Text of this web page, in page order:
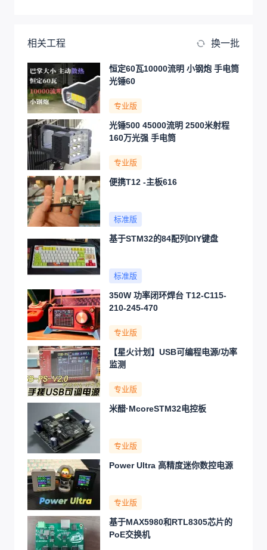
相关工程 换一批
恒定60瓦10000流明 小钢炮 手电筒
光锤60
专业版
光锤500 45000流明 2500米射程
160万光强 手电筒
专业版
便携T12 -主板616
标准版
基于STM32的84配列DIY键盘
标准版
350W 功率闭环焊台 T12-C115-
210-245-470
专业版
【星火计划】USB可编程电源/功率
监测
专业版
米醋·McoreSTM32电控板
专业版
Power Ultra 高精度迷你数控电源
专业版
基于MAX5980和RTL8305芯片的
PoE交换机